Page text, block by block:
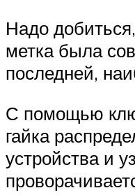
Надо
метка была
последней,
С помощью
гайка
устройства и